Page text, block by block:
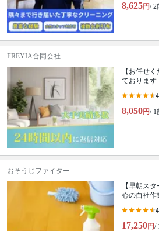
8,625円/ 2
FREYIA合同会社
【お任せ
ております
8,050円/ 1
おそうじファイター
【早朝ス
心の自社作
17,250円/